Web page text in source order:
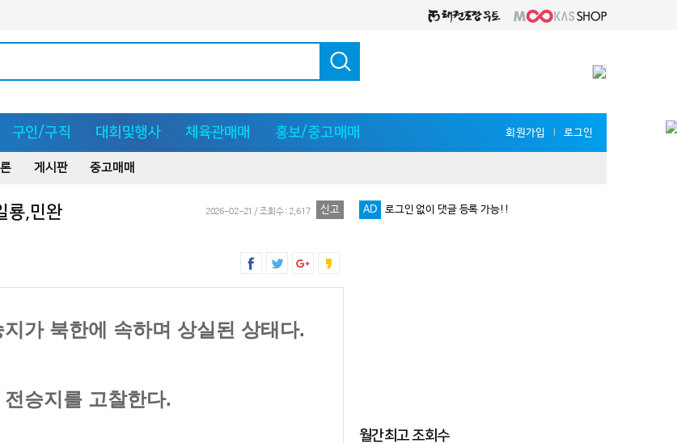
구인/구직 대회및행사 체육관매매 홍보/중고매매 회원가입 l 로그인
게시판 중고매매
룡,민완
2026-02-21 / 조회수 : 2,617 신고
가 북한에 속하며 상실된 상태다.
승지를 고찰한다.
AD 로그인 없이 댓글 등록 가능!!
월간최고 조회수